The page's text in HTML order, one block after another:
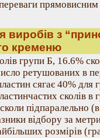
з
кременю
групи Б, 16.6%
ретушованих в
сягає 40% для
сколів в
підпаралельно (в
відбору за
розмірів